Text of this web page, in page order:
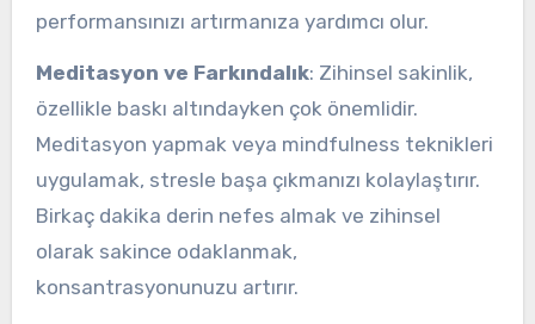
performansınızı artırmanıza yardımcı olur.
Meditasyon ve Farkındalık: Zihinsel sakinlik,
özellikle baskı altındayken çok önemlidir.
Meditasyon yapmak veya mindfulness teknikleri
uygulamak, stresle başa çıkmanızı kolaylaştırır.
Birkaç dakika derin nefes almak ve zihinsel
olarak sakince odaklanmak,
konsantrasyonunuzu artırır.